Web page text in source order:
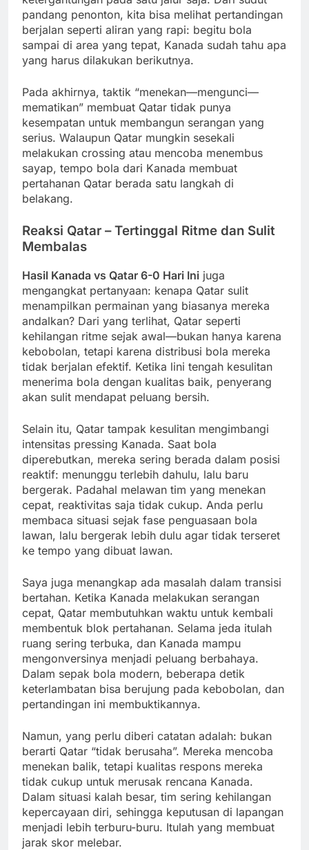
pandang penonton, kita bisa melihat pertandingan
berjalan seperti aliran yang rapi: begitu bola
sampai di area yang tepat, Kanada sudah tahu apa
yang harus dilakukan berikutnya.
Pada akhirnya, taktik “menekan—mengunci—
mematikan” membuat Qatar tidak punya
kesempatan untuk membangun serangan yang
serius. Walaupun Qatar mungkin sesekali
melakukan crossing atau mencoba menembus
sayap, tempo bola dari Kanada membuat
pertahanan Qatar berada satu langkah di
belakang.
Reaksi Qatar – Tertinggal Ritme dan Sulit
Membalas
Hasil Kanada vs Qatar 6-0 Hari Ini juga
mengangkat pertanyaan: kenapa Qatar sulit
menampilkan permainan yang biasanya mereka
andalkan? Dari yang terlihat, Qatar seperti
kehilangan ritme sejak awal—bukan hanya karena
kebobolan, tetapi karena distribusi bola mereka
tidak berjalan efektif. Ketika lini tengah kesulitan
menerima bola dengan kualitas baik, penyerang
akan sulit mendapat peluang bersih.
Selain itu, Qatar tampak kesulitan mengimbangi
intensitas pressing Kanada. Saat bola
diperebutkan, mereka sering berada dalam posisi
reaktif: menunggu terlebih dahulu, lalu baru
bergerak. Padahal melawan tim yang menekan
cepat, reaktivitas saja tidak cukup. Anda perlu
membaca situasi sejak fase penguasaan bola
lawan, lalu bergerak lebih dulu agar tidak terseret
ke tempo yang dibuat lawan.
Saya juga menangkap ada masalah dalam transisi
bertahan. Ketika Kanada melakukan serangan
cepat, Qatar membutuhkan waktu untuk kembali
membentuk blok pertahanan. Selama jeda itulah
ruang sering terbuka, dan Kanada mampu
mengonversinya menjadi peluang berbahaya.
Dalam sepak bola modern, beberapa detik
keterlambatan bisa berujung pada kebobolan, dan
pertandingan ini membuktikannya.
Namun, yang perlu diberi catatan adalah: bukan
berarti Qatar “tidak berusaha”. Mereka mencoba
menekan balik, tetapi kualitas respons mereka
tidak cukup untuk merusak rencana Kanada.
Dalam situasi kalah besar, tim sering kehilangan
kepercayaan diri, sehingga keputusan di lapangan
menjadi lebih terburu-buru. Itulah yang membuat
jarak skor melebar.